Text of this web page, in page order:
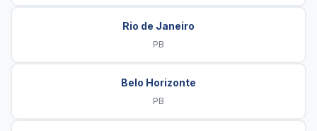
Rio de Janeiro
PB
Belo Horizonte
PB